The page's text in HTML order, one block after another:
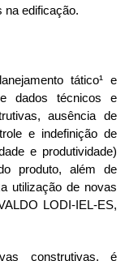
na edificação.
tático¹ e
e dados técnicos e
ausência de
e indefinição de
e produtividade)
produto, além de
utilização de novas
LODI-IEL-ES,
construtivas, é